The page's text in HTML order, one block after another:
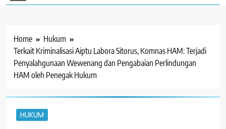
Home
Hukum
Terkait Kriminalisasi Aiptu Labora Sitorus, Komnas HAM: Terjadi
Penyalahgunaan Wewenang dan Pengabaian Perlindungan
HAM oleh Penegak Hukum
HUKUM